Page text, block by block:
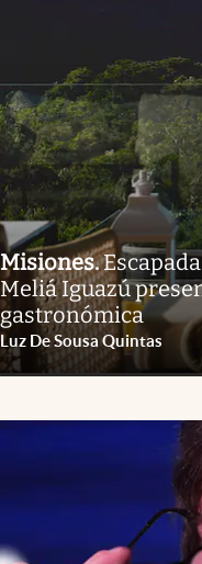
Misiones.
Meliá Iguazú
gastronómica
Luz De Sousa Quintas